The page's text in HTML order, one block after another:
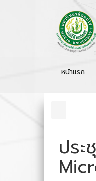
หน้าแรก
ปร